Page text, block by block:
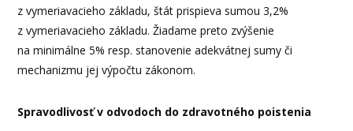
z vymeriavacieho základu, štát prispieva sumou 3,2%
z vymeriavacieho základu. Žiadame preto zvýšenie
na minimálne 5% resp. stanovenie adekvátnej sumy či
mechanizmu jej výpočtu zákonom.
Spravodlivosť v odvodoch do zdravotného poistenia